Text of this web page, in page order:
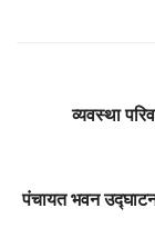
व्यवस्था
पंचायत भवन